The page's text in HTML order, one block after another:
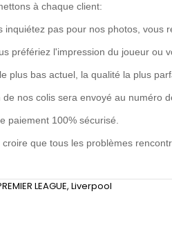
à chaque client:
inquiétez pas pour nos photos, vous
préfériez l'impression du joueur ou
plus bas actuel, la qualité la plus
de nos colis sera envoyé au numéro
paiement 100% sécurisé.
croire que tous les problèmes
LEAGUE, Liverpool